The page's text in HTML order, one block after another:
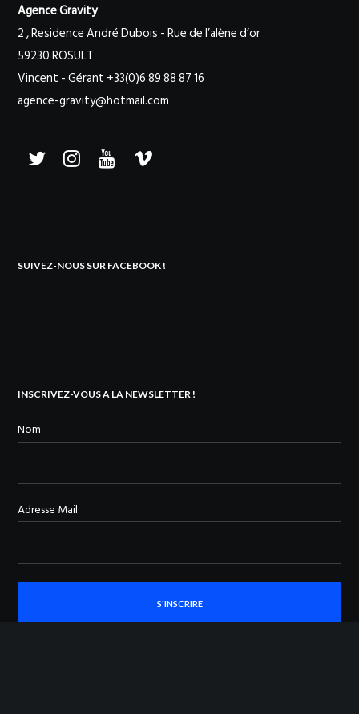
Agence Gravity
2 , Residence André Dubois - Rue de l’alène d’or
59230 ROSULT
Vincent - Gérant +33(0)6 89 88 87 16
agence-gravity@hotmail.com
SUIVEZ-NOUS SUR FACEBOOK !
INSCRIVEZ-VOUS A LA NEWSLETTER !
Nom
Adresse Mail